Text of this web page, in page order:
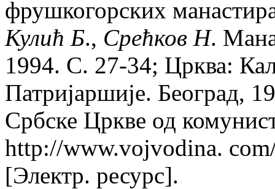
фрушкогорских
Кулић Б., Срећков Н.
1994. С. 27-34; Црква:
Патриjаршиjе. Београд,
Србске Цркве од
http://www.vojvodina.
[Электр. ресурс].